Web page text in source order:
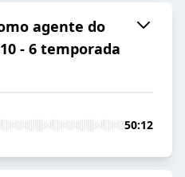
agente do
- 6 temporada
50:12